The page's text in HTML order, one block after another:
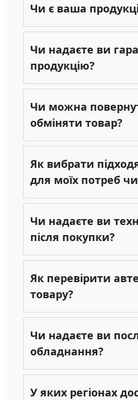
Чи є ваша
Чи надаєте ви
продукцію?
Чи можна
обміняти товар?
Як вибрати
для моїх потреб чи
Чи надаєте ви
після покупки?
Як перевірити
товару?
Чи надаєте ви
обладнання?
У яких регіонах